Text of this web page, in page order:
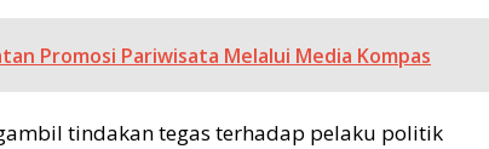
Promosi Pariwisata Melalui Media Kompas
tindakan tegas terhadap pelaku politik